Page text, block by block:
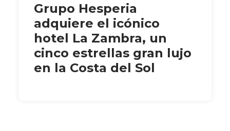
Grupo Hesperia
adquiere el icónico
hotel La Zambra, un
cinco estrellas gran lujo
en la Costa del Sol